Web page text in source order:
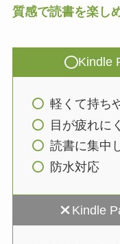
質感で読書を楽し
Kindle
軽くて持ち
目が疲れに
読書に集中
防水対応
Kindle